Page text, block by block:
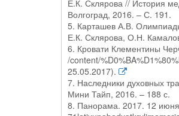
Е.К. Склярова // История
Волгоград, 2016. – С. 191.
5. Карташев А.В.
Е.К. Склярова, О.Н.
6. Кровати Клементины
/content/
25.05.2017).
7. Наследники духовных
Мини Тайп, 2016. – 188 с.
8. Панорама. 2017. 12